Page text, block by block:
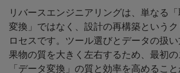
リバースエンジニアリングは、単なる
変換」ではなく、設計の再構築という
ロセスです。ツール選びとデータの扱
果物の質を大きく左右するため、最初
「データ変換」の質と効率を高めるこ